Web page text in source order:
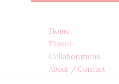
Home
Travel
Collaborations
About / Contact